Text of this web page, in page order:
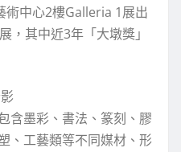
術中心2樓Galleria 1展出
，其中近3年「大墩獎」
含墨彩、書法、篆刻、膠
、工藝類等不同媒材、形